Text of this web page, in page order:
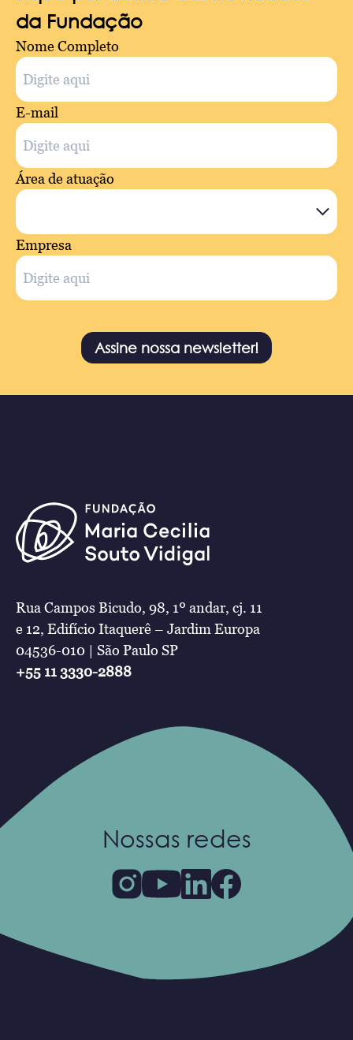
da Fundação
Nome Completo
E-mail
Área de atuação
Empresa
Assine nossa newsletter!
Rua Campos Bicudo, 98, 1º andar, cj. 11
e 12, Edifício Itaquerê – Jardim Europa
04536-010 | São Paulo SP
+55 11 3330-2888
Nossas redes